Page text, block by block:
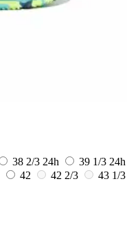
38 2/3 24h 39 1/3 24h
42 42 2/3
43 1/3